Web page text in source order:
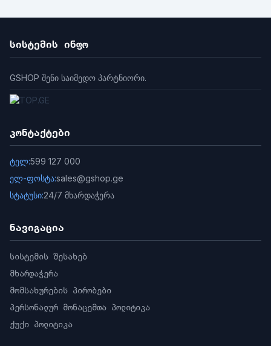
სისტემის ინფო
GSHOP შენი საიმედო პარტნიორი.
კონტაქტები
ტელ:599 127 000
ელ-ფოსტა:sales@gshop.ge
სტატუსი:24/7 მხარდაჭერა
ნავიგაცია
სისტემის შესახებ
მხარდაჭერა
მომსახურების პირობები
პერსონალურ მონაცემთა პოლიტიკა
ქუქი პოლიტიკა